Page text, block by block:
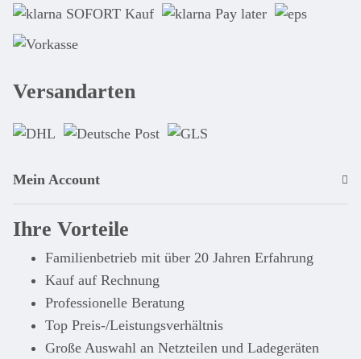
Versandarten
Mein Account
Ihre Vorteile
Familienbetrieb mit über 20 Jahren Erfahrung
Kauf auf Rechnung
Professionelle Beratung
Top Preis-/Leistungsverhältnis
Große Auswahl an Netzteilen und Ladegeräten